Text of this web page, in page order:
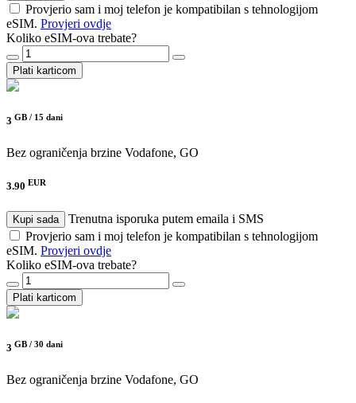
Provjerio sam i moj telefon je kompatibilan s tehnologijom
eSIM. Provjeri ovdje
Koliko eSIM-ova trebate?
Plati karticom
3 GB / 15 dani
Bez ograničenja brzine Vodafone, GO
3.90 EUR
Kupi sada
Trenutna isporuka putem emaila i SMS
Provjerio sam i moj telefon je kompatibilan s tehnologijom
eSIM. Provjeri ovdje
Koliko eSIM-ova trebate?
Plati karticom
3 GB / 30 dani
Bez ograničenja brzine Vodafone, GO